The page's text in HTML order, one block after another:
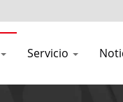
Servicio